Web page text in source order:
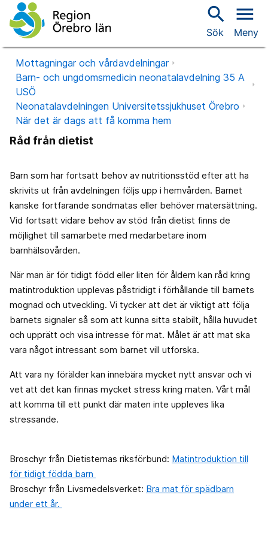
search
Sök
menu
Meny
Mottagningar och vårdavdelningar
Barn- och ungdomsmedicin neonatalavdelning 35 A
USÖ
Neonatalavdelningen Universitetssjukhuset Örebro
När det är dags att få komma hem
Råd från dietist
Barn som har fortsatt behov av nutritionsstöd efter att ha
skrivits ut från avdelningen följs upp i hemvården. Barnet
kanske fortfarande sondmatas eller behöver matersättning.
Vid fortsatt vidare behov av stöd från dietist finns de
möjlighet till samarbete med medarbetare inom
barnhälsovården. ​
När man är för tidigt född eller liten för åldern kan råd kring
matintroduktion upplevas påstridigt i förhållande till barnets
mognad och utveckling. Vi tycker att det är viktigt att följa
barnets signaler så som att kunna sitta stabilt, hålla huvudet
och upprätt och visa intresse för mat. Målet är att mat ska
vara något intressant som barnet vill utforska. ​
Att vara ny förälder kan innebära mycket nytt ansvar och vi
vet att det kan finnas mycket stress kring maten. Vårt mål
att komma till ett punkt där maten inte uppleves lika
stressande. ​
Broschyr från Dietisternas riksförbund: Matintroduktion till
för tidigt födda barn
Broschyr från Livsmedelsverket: Bra mat för spädbarn
under ett år.